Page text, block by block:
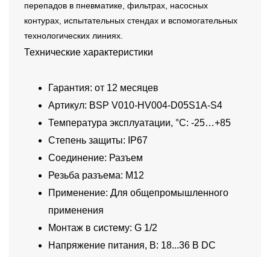
перепадов в пневматике, фильтрах, насосных
контурах, испытательных стендах и вспомогательных
технологических линиях.
Технические характеристики
Гарантия: от 12 месяцев
Артикул: BSP V010-HV004-D05S1A-S4
Температура эксплуатации, °C: -25…+85
Степень защиты: IP67
Соединение: Разъем
Резьба разъема: M12
Применение: Для общепромышленного
применения
Монтаж в систему: G 1/2
Напряжение питания, В: 18...36 В DC